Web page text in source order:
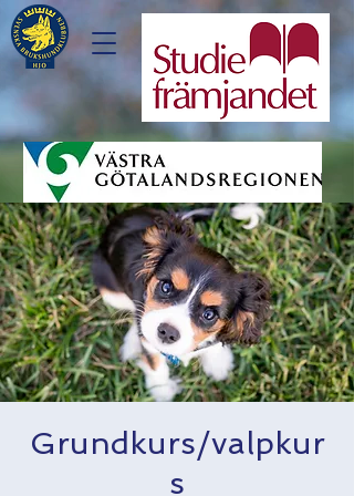
Grundkurs/valpkur
s